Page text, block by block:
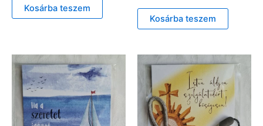
Kosárba teszem
Kosárba teszem